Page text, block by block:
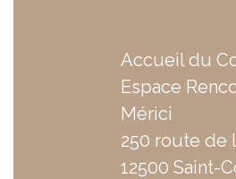
Accueil du
Espace
Mérici
250 route de
12500 Saint-